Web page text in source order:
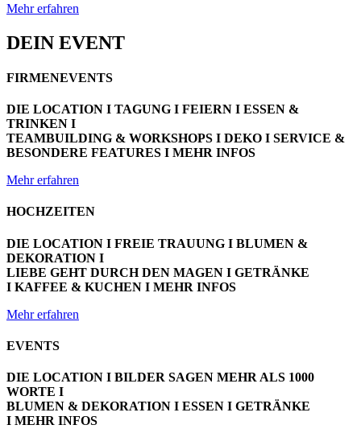
Mehr erfahren
DEIN EVENT
FIRMENEVENTS
DIE LOCATION I TAGUNG I FEIERN I ESSEN &
TRINKEN I
TEAMBUILDING & WORKSHOPS I DEKO I SERVICE &
BESONDERE FEATURES I MEHR INFOS
Mehr erfahren
HOCHZEITEN
DIE LOCATION I FREIE TRAUUNG I BLUMEN &
DEKORATION I
LIEBE GEHT DURCH DEN MAGEN I GETRÄNKE
I KAFFEE & KUCHEN I MEHR INFOS
Mehr erfahren
EVENTS
DIE LOCATION I BILDER SAGEN MEHR ALS 1000
WORTE I
BLUMEN & DEKORATION I ESSEN I GETRÄNKE
I MEHR INFOS